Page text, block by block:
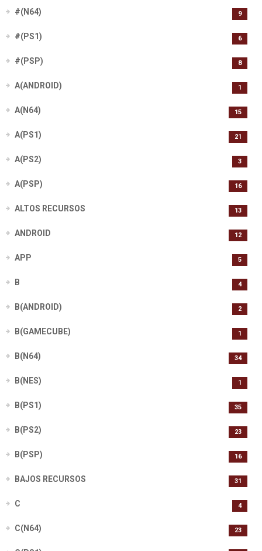
#(N64) 9
#(PS1) 6
#(PSP) 8
A(ANDROID) 1
A(N64) 15
A(PS1) 21
A(PS2) 3
A(PSP) 16
ALTOS RECURSOS 13
ANDROID 12
APP 5
B 4
B(ANDROID) 2
B(GAMECUBE) 1
B(N64) 34
B(NES) 1
B(PS1) 35
B(PS2) 23
B(PSP) 16
BAJOS RECURSOS 31
C 4
C(N64) 23